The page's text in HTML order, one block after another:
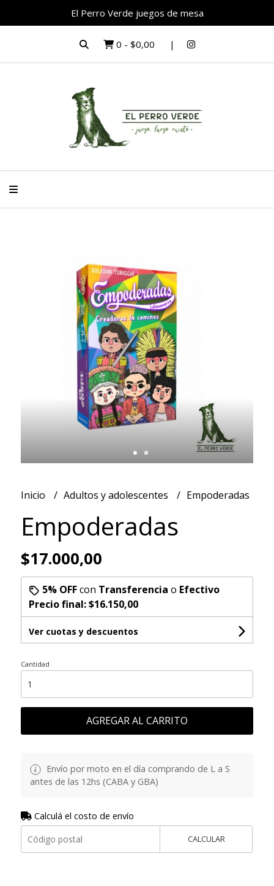
El Perro Verde juegos de mesa
0 - $0,00
Inicio Adultos y adolescentes Empoderadas
Empoderadas
$17.000,00
5% OFFcon Transferencia o Efectivo
Precio final:$16.150,00
Ver cuotas y descuentos
Cantidad
AGREGAR AL CARRITO
Envío por moto en el día comprando de L a S
antes de las 12hs (CABA y GBA)
Calculá el costo de envío
CALCULAR